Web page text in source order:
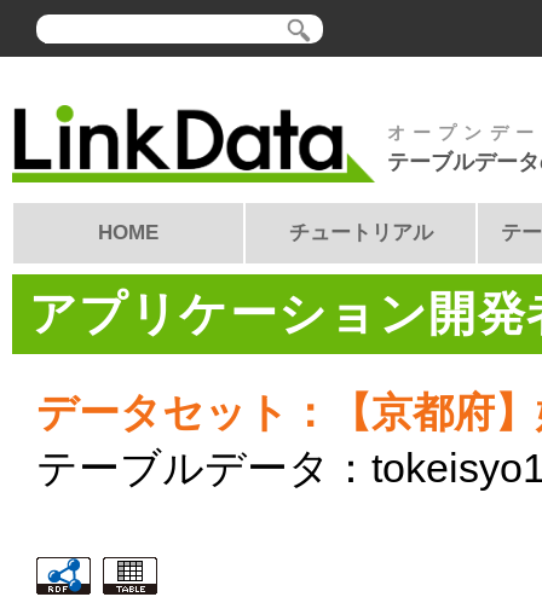
オープンデ
テーブルデー
HOME チュートリアル テ
アプリケーション開
データセット：【京都府
テーブルデータ：